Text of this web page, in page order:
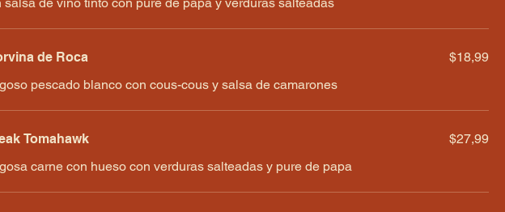
de Roca
pescado blanco con cous-cous y salsa de camarones
$18,99
Tomahawk
carne con hueso con verduras salteadas y pure de papa
$27,99